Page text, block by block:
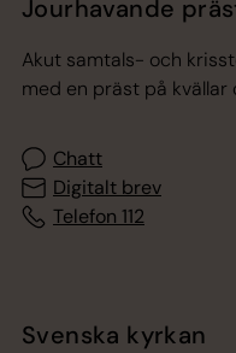
Jourhavande
Akut samtals- och
med en präst på kvällar
Chatt
Digitalt brev
Telefon 112
Svenska kyrkan